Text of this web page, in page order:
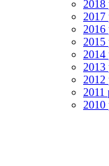
2018
2017
2016
2015
2014
2013
2012
2011
2010